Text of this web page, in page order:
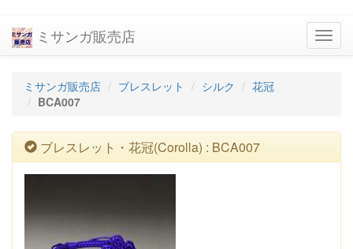
ミサンガ販売店
ミサンガ販売店 ブレスレット シルク
花冠
BCA007
ブレスレット・花冠(Corolla) : BCA007